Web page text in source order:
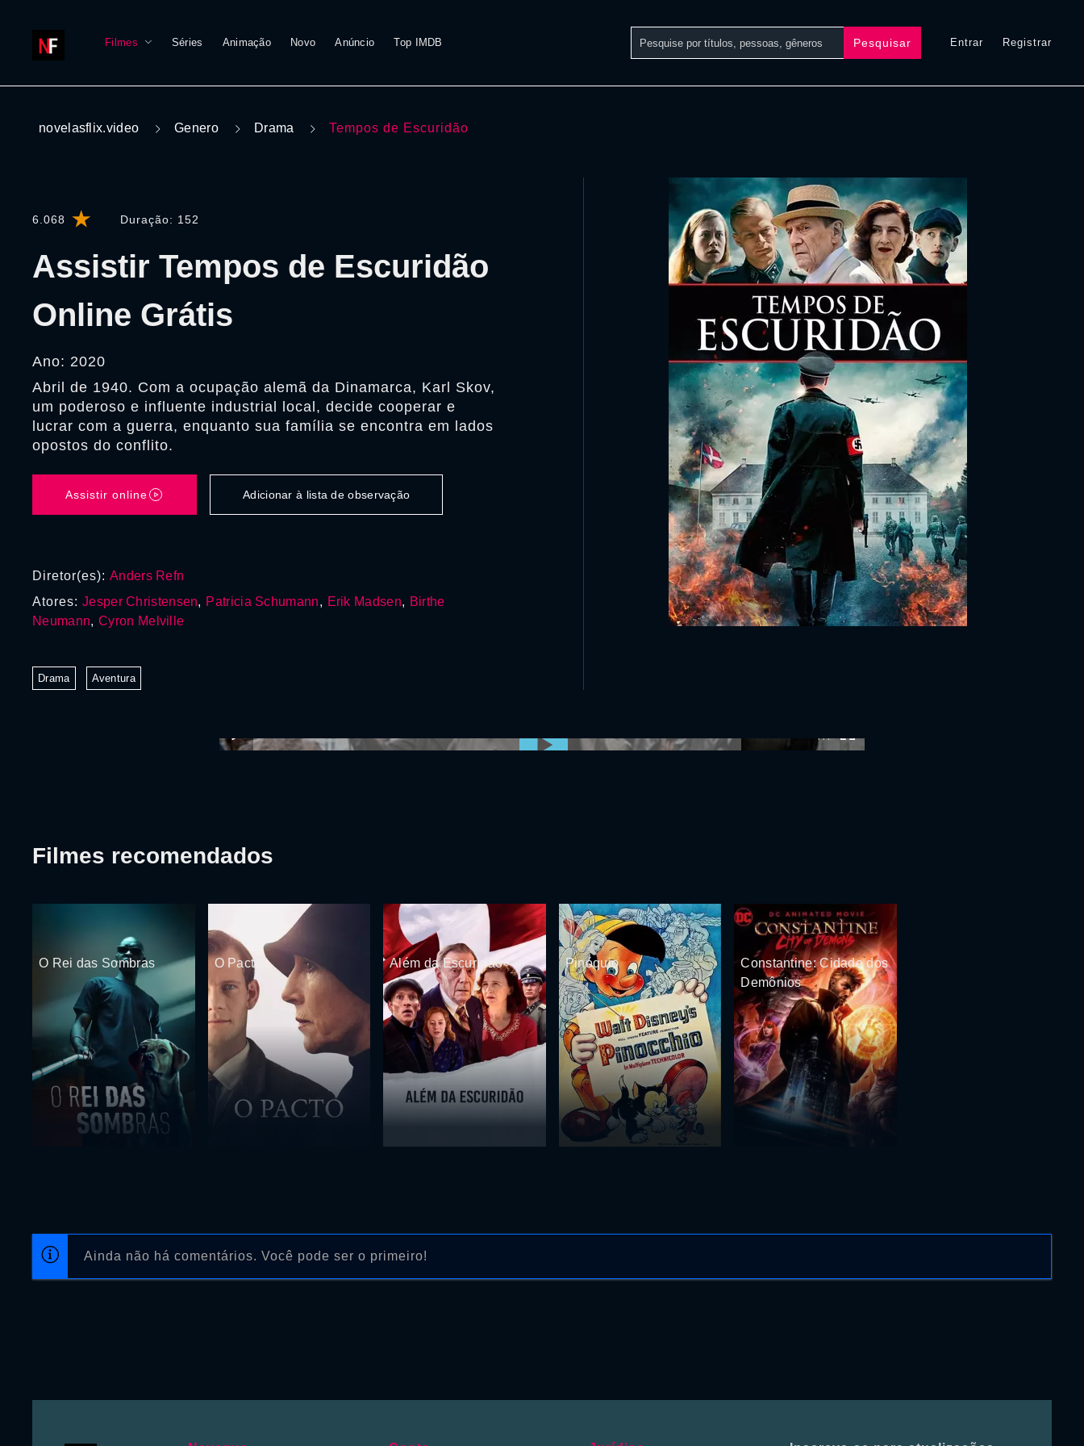
Filmes Séries Animação Novo Anúncio Top IMDB Pesquisar Entrar Registrar
novelasflix.video Genero Drama Tempos de Escuridão
6.068 Duração: 152
Assistir Tempos de Escuridão
Online Grátis
Ano: 2020
Abril de 1940. Com a ocupação alemã da Dinamarca, Karl Skov,
um poderoso e influente industrial local, decide cooperar e
lucrar com a guerra, enquanto sua família se encontra em lados
opostos do conflito.
Assistir online Adicionar à lista de observação
Diretor(es): Anders Refn
Atores: Jesper Christensen, Patricia Schumann, Erik Madsen, Birthe
Neumann,Cyron Melville
Drama Aventura
Ainda não há comentários. Você pode ser o primeiro!
Filmes recomendados
O Rei das Sombras O Pacto Além da Escuridão Pinóquio
Constantine: Cidade dos
Demônios